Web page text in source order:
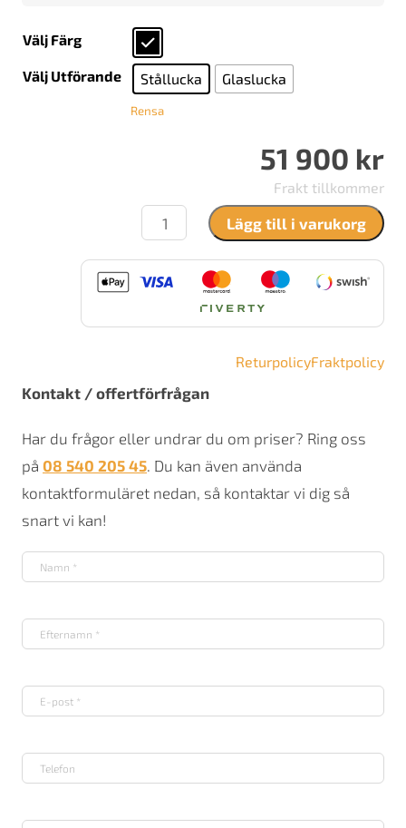
Välj Färg
Välj Utförande Stållucka Glaslucka
Rensa
51 900 kr
Frakt tillkommer
Rais
500-
mängd
Lägg till i varukorg
ReturpolicyFraktpolicy
Kontakt / offertförfrågan
Har du frågor eller undrar du om priser? Ring oss
på 08 540 205 45. Du kan även använda
kontaktformuläret nedan, så kontaktar vi dig så
snart vi kan!